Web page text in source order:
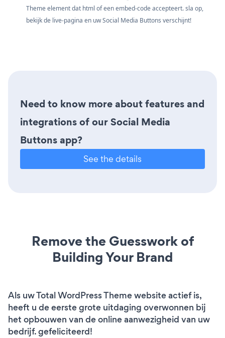
Theme element dat html of een embed-code accepteert. sla op,
bekijk de live-pagina en uw Social Media Buttons verschijnt!
Need to know more about features and
integrations of our Social Media
Buttons app?
See the details
Remove the Guesswork of
Building Your Brand
Als uw Total WordPress Theme website actief is,
heeft u de eerste grote uitdaging overwonnen bij
het opbouwen van de online aanwezigheid van uw
bedrijf. gefeliciteerd!